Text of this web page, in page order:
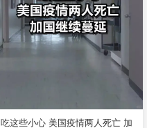
吃这些小心 美国疫情两人死亡 加